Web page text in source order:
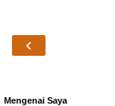
‹
Mengenai Saya